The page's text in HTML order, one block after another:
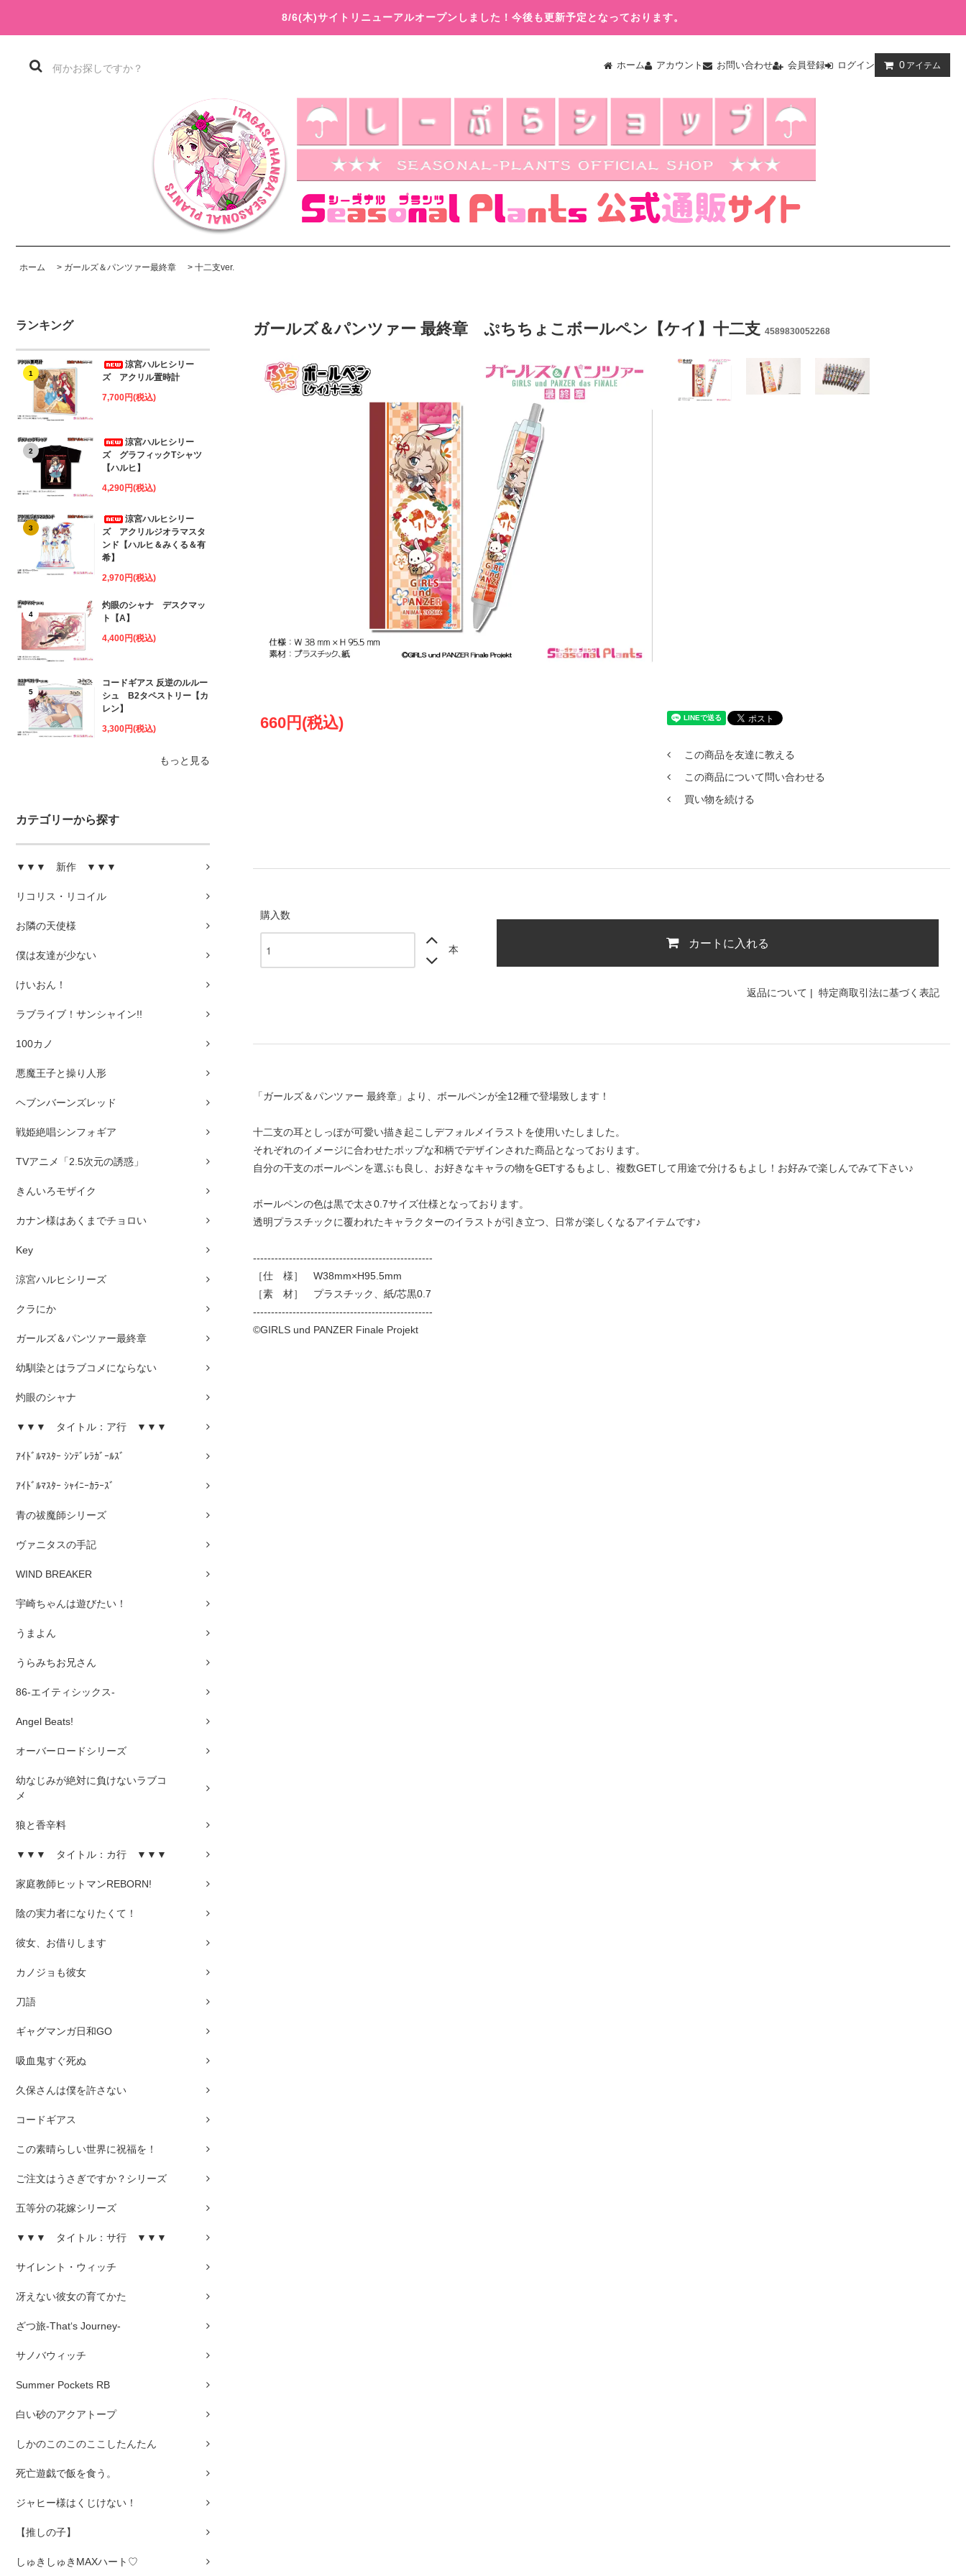
8/6(木)サイトリニューアルオープンしました！今後も更新予定となっております。
ホーム アカウント お問い合わせ 会員登録 ログイン 0 アイテム
ホーム > ガールズ＆パンツァー最終章 > 十二支ver.
ランキング
1
涼宮ハルヒシリー
ズ アクリル置時計
7,700円(税込)
2
涼宮ハルヒシリー
ズ グラフィックTシャツ
【ハルヒ】
4,290円(税込)
3
涼宮ハルヒシリー
ズ アクリルジオラマスタ
ンド【ハルヒ＆みくる＆有
希】
2,970円(税込)
4
灼眼のシャナ デスクマッ
ト【A】
4,400円(税込)
5
コードギアス 反逆のルルー
シュ B2タペストリー【カ
レン】
3,300円(税込)
もっと見る
カテゴリーから探す
▼▼▼ 新作 ▼▼▼
リコリス・リコイル
お隣の天使様
僕は友達が少ない
けいおん！
ラブライブ！サンシャイン!!
100カノ
悪魔王子と操り人形
ヘブンバーンズレッド
戦姫絶唱シンフォギア
TVアニメ「2.5次元の誘惑」
きんいろモザイク
カナン様はあくまでチョロい
Key
涼宮ハルヒシリーズ
クラにか
ガールズ＆パンツァー最終章
幼馴染とはラブコメにならない
灼眼のシャナ
▼▼▼ タイトル：ア行 ▼▼▼
ｱｲﾄﾞﾙﾏｽﾀｰ ｼﾝﾃﾞﾚﾗｶﾞｰﾙｽﾞ
ｱｲﾄﾞﾙﾏｽﾀｰ ｼｬｲﾆｰｶﾗｰｽﾞ
青の祓魔師シリーズ
ヴァニタスの手記
WIND BREAKER
宇崎ちゃんは遊びたい！
うまよん
うらみちお兄さん
86-エイティシックス-
Angel Beats!
オーバーロードシリーズ
幼なじみが絶対に負けないラブコ
メ
狼と香辛料
▼▼▼ タイトル：カ行 ▼▼▼
家庭教師ヒットマンREBORN!
陰の実力者になりたくて！
彼女、お借りします
カノジョも彼女
刀語
ギャグマンガ日和GO
吸血鬼すぐ死ぬ
久保さんは僕を許さない
コードギアス
この素晴らしい世界に祝福を！
ご注文はうさぎですか？シリーズ
五等分の花嫁シリーズ
▼▼▼ タイトル：サ行 ▼▼▼
サイレント・ウィッチ
冴えない彼女の育てかた
ざつ旅-That‘s Journey-
サノバウィッチ
Summer Pockets RB
白い砂のアクアトープ
しかのこのこのここしたんたん
死亡遊戯で飯を食う。
ジャヒー様はくじけない！
【推しの子】
しゅきしゅきMAXハート♡
ガールズ＆パンツァー 最終章 ぷちちょこボールペン【ケイ】十二支 4589830052268
660円(税込)
この商品を友達に教える
この商品について問い合わせる
買い物を続ける
購入数
本 カートに入れる
返品について | 特定商取引法に基づく表記
「ガールズ＆パンツァー 最終章」より、ボールペンが全12種で登場致します！
十二支の耳としっぽが可愛い描き起こしデフォルメイラストを使用いたしました。
それぞれのイメージに合わせたポップな和柄でデザインされた商品となっております。
自分の干支のボールペンを選ぶも良し、お好きなキャラの物をGETするもよし、複数GETして用途で分けるもよし！お好みで楽しんでみて下さい♪
ボールペンの色は黒で太さ0.7サイズ仕様となっております。
透明プラスチックに覆われたキャラクターのイラストが引き立つ、日常が楽しくなるアイテムです♪
--------------------------------------------------
［仕 様］ W38mm×H95.5mm
［素 材］ プラスチック、紙/芯黒0.7
--------------------------------------------------
©GIRLS und PANZER Finale Projekt